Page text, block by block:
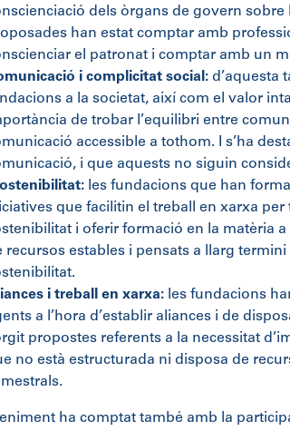
dels òrgans de govern sobre
han estat comptar amb
el patronat i comptar amb un
i complicitat social: d’aquesta
a la societat, així com el valor
de trobar l’equilibri entre
accessible a tothom. I s’ha
i que aquests no siguin
les fundacions que han
que facilitin el treball en xarxa
i oferir formació en la matèria a
recursos estables i pensats a llarg
i treball en xarxa: les fundacions
a l’hora d’establir aliances i de
propostes referents a la necessitat
no està estructurada ni disposa de
ha comptat també amb la